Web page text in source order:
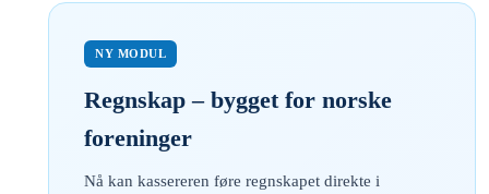
NY MODUL
Regnskap – bygget for norske
foreninger
Nå kan kassereren føre regnskapet direkte i